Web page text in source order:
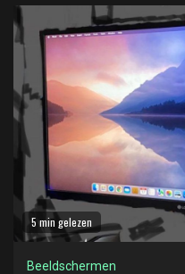
5 min gelezen
Beeldschermen